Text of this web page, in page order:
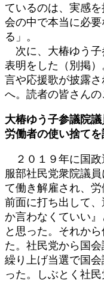
ているのは、実感
会の中で本当に必
る」。
次に、大椿ゆう子
表明をした（別掲
言や応援歌が披露
へ。読者の皆さんの
大椿ゆう子参議院
労働者の使い捨て
２０１９年に国政
服部社民党衆院議
て働き解雇され、
前面に打ち出して
か言わなくていい
と思った。それか
た。社民党から国会
繰り上げ当選で国
った。しぶとく社